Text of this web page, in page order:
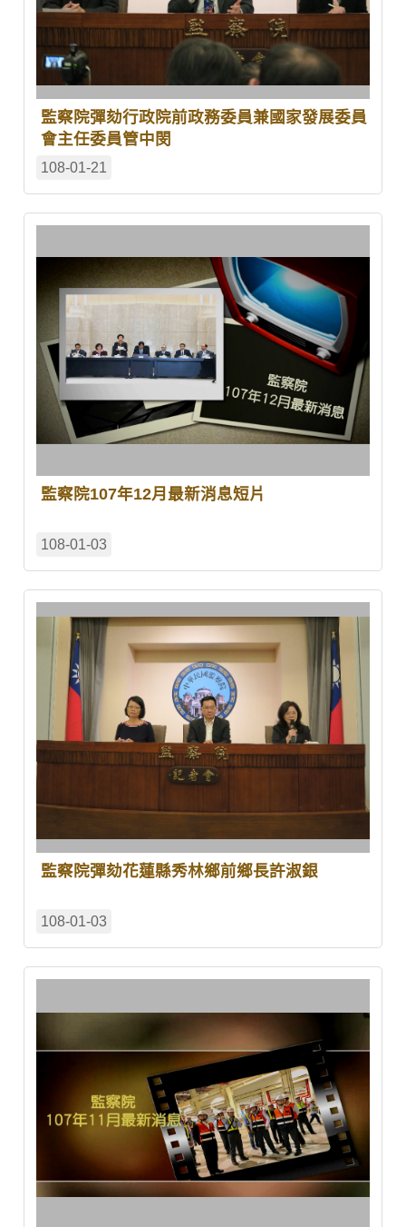
監察院彈劾行政院前政務委員兼國家發展委員
會主任委員管中閔
108-01-21
監察院107年12月最新消息短片
108-01-03
監察院彈劾花蓮縣秀林鄉前鄉長許淑銀
108-01-03